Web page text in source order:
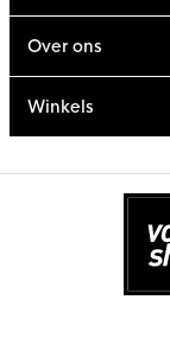
Over ons
Winkels